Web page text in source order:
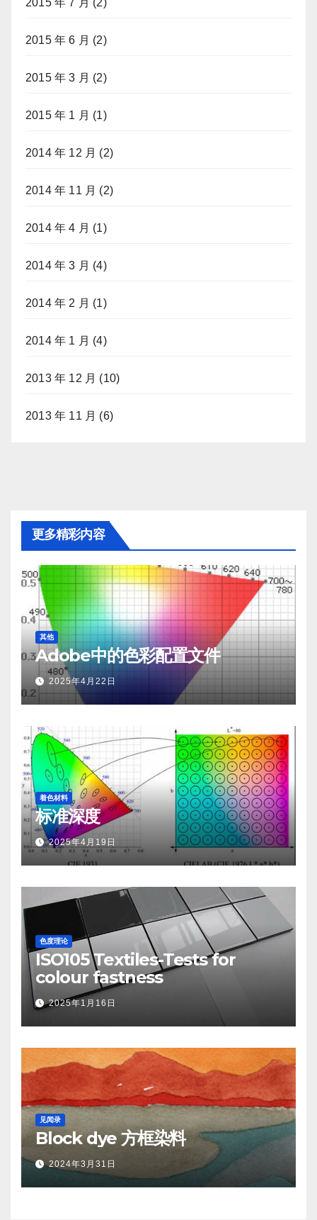
2015 年 7 月 (2)
2015 年 6 月 (2)
2015 年 3 月 (2)
2015 年 1 月 (1)
2014 年 12 月 (2)
2014 年 11 月 (2)
2014 年 4 月 (1)
2014 年 3 月 (4)
2014 年 2 月 (1)
2014 年 1 月 (4)
2013 年 12 月 (10)
2013 年 11 月 (6)
更多精彩内容
其他
Adobe中的色彩配置文件
2025年4月22日
着色材料
标准深度
2025年4月19日
色度理论
ISO105 Textiles-Tests for
colour fastness
2025年1月16日
见闻录
Block dye 方框染料
2024年3月31日